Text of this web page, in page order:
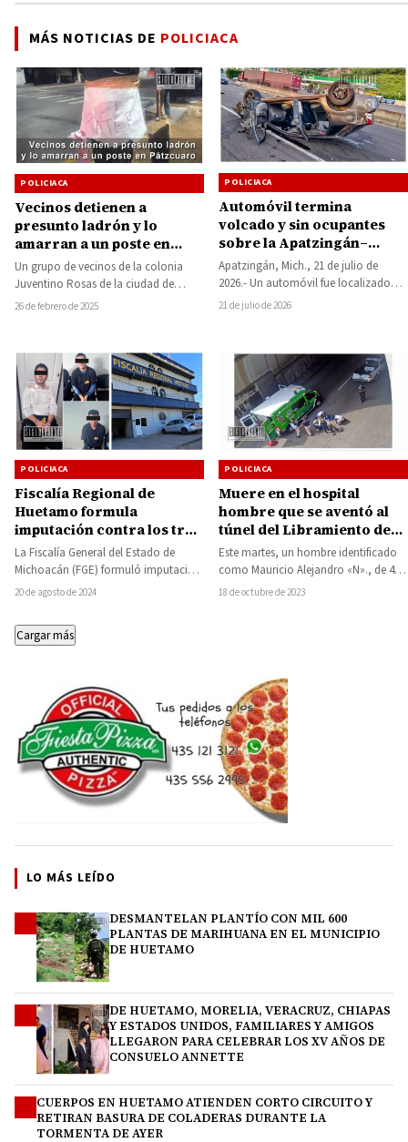
MÁS NOTICIAS DE POLICIACA
POLICIACA
Vecinos detienen a
presunto ladrón y lo
amarran a un poste en
Pátzcuaro
Un grupo de vecinos de la colonia
Juventino Rosas de la ciudad de
Pátzcuarodecidió hacer justicia por
26 de febrero de 2025
POLICIACA
Automóvil termina
volcado y sin ocupantes
sobre la Apatzingán–
Cuatro Caminos
Apatzingán, Mich., 21 de julio de
2026.- Un automóvil fue localizado
completamente volcado y
21 de julio de 2026
POLICIACA
Fiscalía Regional de
Huetamo formula
imputación contra los tres
presuntos responsables de
robo calificado y
secuestro exprés en el
Barrio del Toreo
La Fiscalía General del Estado de
Michoacán (FGE) formuló imputación
en contra de Mario Guadalupe “N”,
20 de agosto de 2024
POLICIACA
Muere en el hospital
hombre que se aventó al
túnel del Libramiento de
Morelia
Este martes, un hombre identificado
como Mauricio Alejandro «N»., de 45
años, perdió la vida en el Hospital…
18 de octubre de 2023
Cargar más
LO MÁS LEÍDO
DESMANTELAN PLANTÍO CON MIL 600
PLANTAS DE MARIHUANA EN EL MUNICIPIO
DE HUETAMO
DE HUETAMO, MORELIA, VERACRUZ, CHIAPAS
Y ESTADOS UNIDOS, FAMILIARES Y AMIGOS
LLEGARON PARA CELEBRAR LOS XV AÑOS DE
CONSUELO ANNETTE
CUERPOS EN HUETAMO ATIENDEN CORTO CIRCUITO Y
RETIRAN BASURA DE COLADERAS DURANTE LA
TORMENTA DE AYER